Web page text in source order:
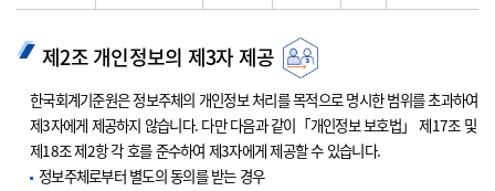
제2조 개인정보의 제3자 제공
한국회계기준원은 정보주체의 개인정보 처리를 목적으로 명시한 범위를 초과하여
제3자에게 제공하지 않습니다. 다만 다음과 같이「개인정보 보호법」 제17조 및
제18조 제2항 각 호를 준수하여 제3자에게 제공할 수 있습니다.
정보주체로부터 별도의 동의를 받는 경우